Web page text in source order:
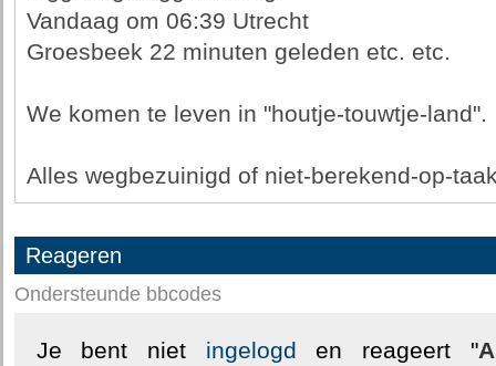
Vandaag om 06:39 Utrecht
Groesbeek 22 minuten geleden etc. etc.
We komen te leven in "houtje-touwtje-land".
Alles wegbezuinigd of niet-berekend-op-
Reageren
Ondersteunde bbcodes
Je bent niet ingelogd en reageert "